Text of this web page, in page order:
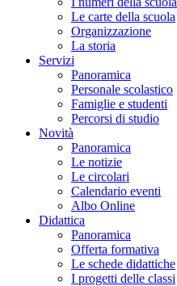
Le carte della scuola
Organizzazione
La storia
Servizi
Panoramica
Personale scolastico
Famiglie e studenti
Percorsi di studio
Novità
Panoramica
Le notizie
Le circolari
Calendario eventi
Albo Online
Didattica
Panoramica
Offerta formativa
Le schede didattiche
I progetti delle classi